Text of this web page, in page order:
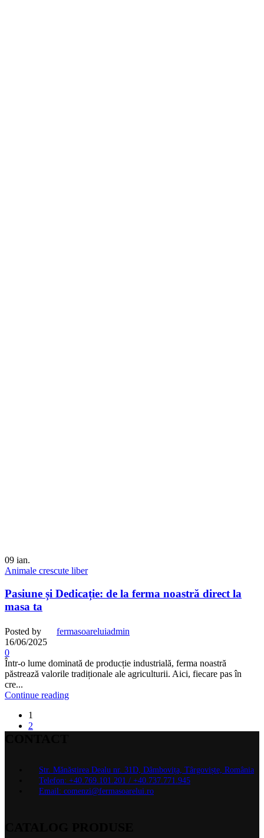
09 ian.
Animale crescute liber
Pasiune și Dedicație: de la ferma noastră direct la
masa ta
Posted by
fermasoareluiadmin
16/06/2025
0
Într-o lume dominată de producție industrială, ferma noastră
păstrează valorile tradiționale ale agriculturii. Aici, fiecare pas în
cre...
Continue reading
1
2
Str. Mănăstirea Dealu nr. 31D, Dâmbovița, Târgoviște, România
Telefon: +40.769.101.201 / +40.737.771.945
Email: comenzi@fermasoarelui.ro